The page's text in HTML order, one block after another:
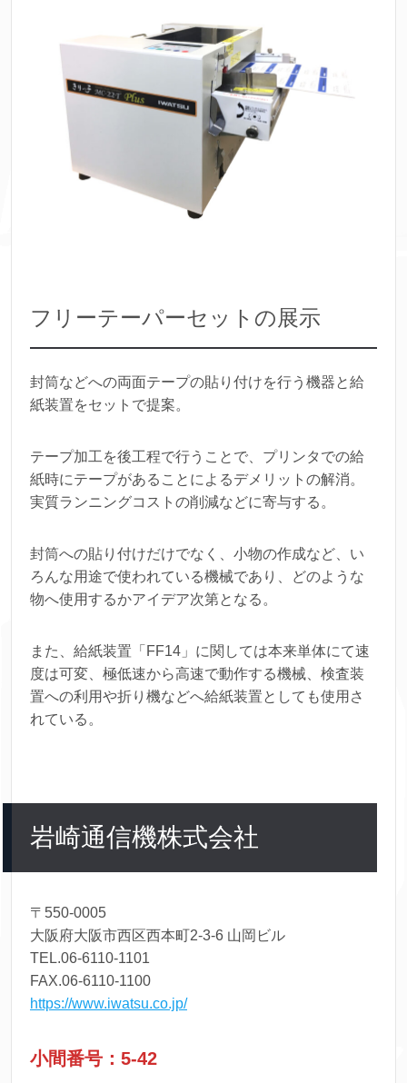
フリーテーパーセットの展示
封筒などへの両面テープの貼り付けを行う機器と給
紙装置をセットで提案。
テープ加工を後工程で行うことで、プリンタでの給
紙時にテープがあることによるデメリットの解消。
実質ランニングコストの削減などに寄与する。
封筒への貼り付けだけでなく、小物の作成など、い
ろんな用途で使われている機械であり、どのような
物へ使用するかアイデア次第となる。
また、給紙装置「FF14」に関しては本来単体にて速
度は可変、極低速から高速で動作する機械、検査装
置への利用や折り機などへ給紙装置としても使用さ
れている。
岩崎通信機株式会社
〒550-0005
大阪府大阪市西区西本町2-3-6 山岡ビル
TEL.06-6110-1101
FAX.06-6110-1100
https://www.iwatsu.co.jp/
小間番号：5-42